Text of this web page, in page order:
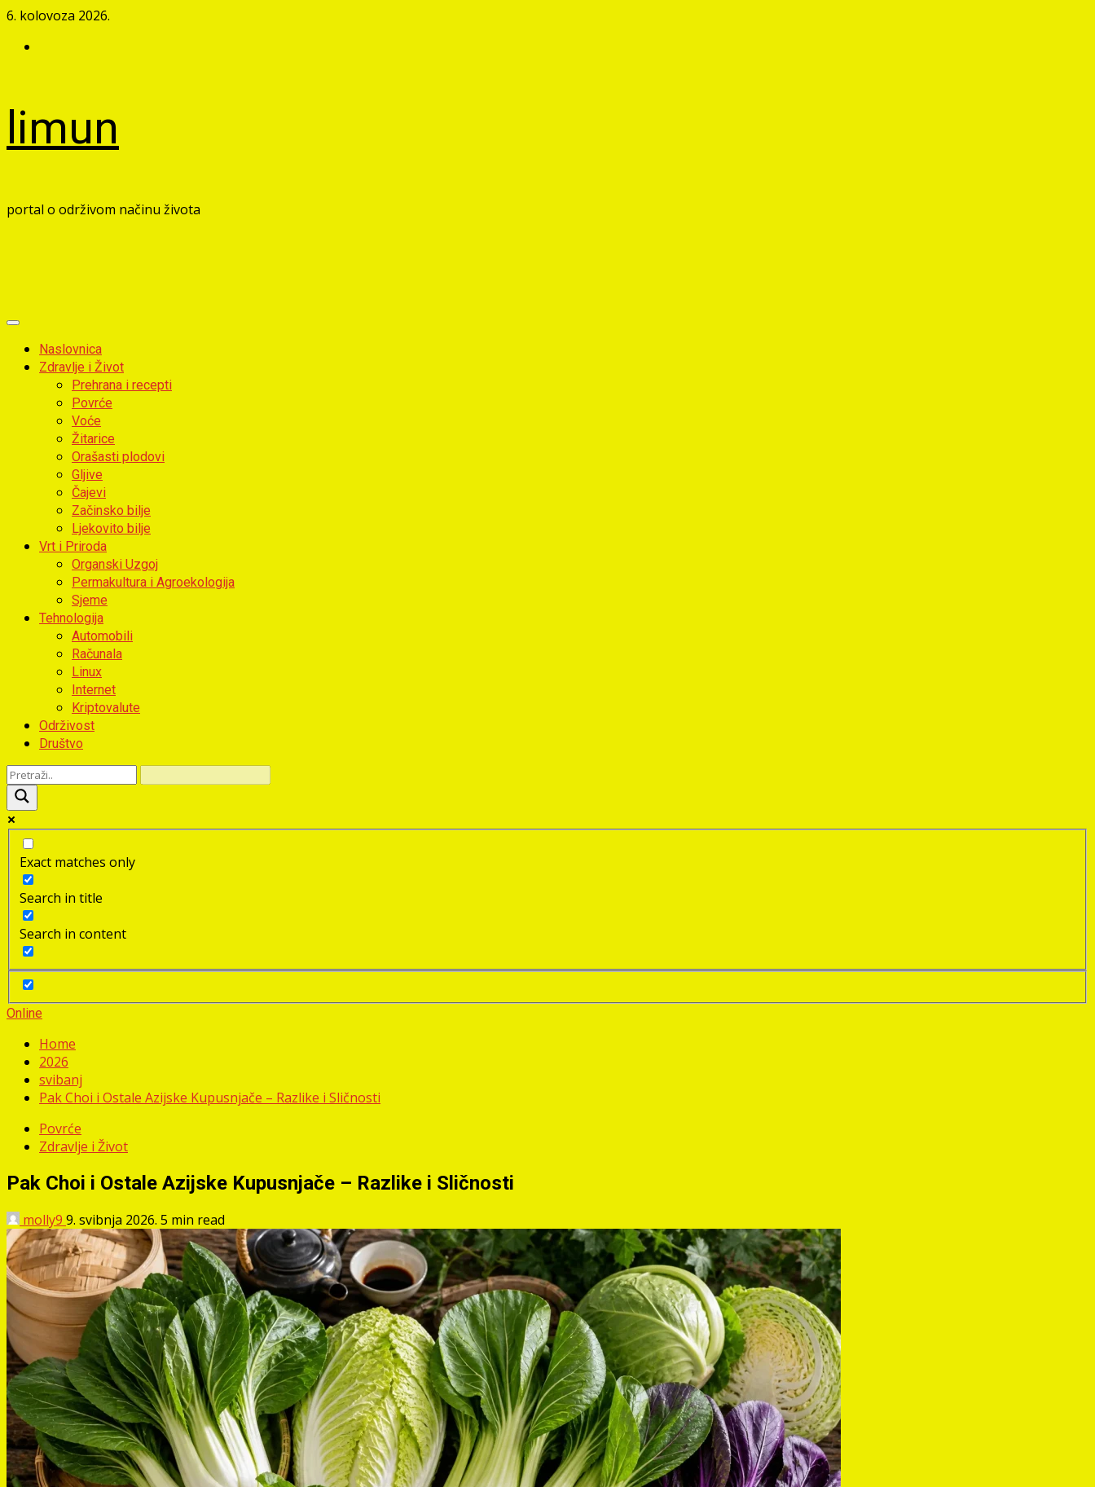
Skip
content
6. kolovoza 2026.
limun
portal o održivom načinu života
Primary
MenuNaslovnica
Zdravlje i Život
Prehrana i recepti
Povrće
Voće
Žitarice
Orašasti plodovi
Gljive
Čajevi
Začinsko bilje
Ljekovito bilje
Vrt i Priroda
Organski Uzgoj
Permakultura i Agroekologija
Sjeme
Tehnologija
Automobili
Računala
Linux
Internet
Kriptovalute
Održivost
Društvo
Exact matches only
Search in title
Search in content
Online
Home
2026
svibanj
Pak Choi i Ostale Azijske Kupusnjače – Razlike i Sličnosti
Povrće
Zdravlje i Život
Pak Choi i Ostale Azijske Kupusnjače – Razlike i Sličnosti
molly9 9. svibnja 2026. 5 min read